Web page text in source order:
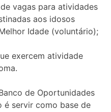
vagas para atividades
aos idosos
Idade (voluntário);
exercem atividade
de Oportunidades
é servir como base de